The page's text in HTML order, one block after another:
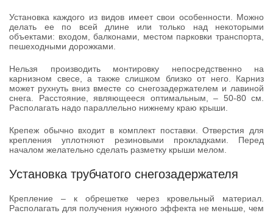
Установка каждого из видов имеет свои особенности. Можно
делать ее по всей длине или только над некоторыми
объектами: входом, балконами, местом парковки транспорта,
пешеходными дорожками.
Нельзя производить монтировку непосредственно на
карнизном свесе, а также слишком близко от него. Карниз
может рухнуть вниз вместе со снегозадержателем и лавиной
снега. Расстояние, являющееся оптимальным, – 50-80 см.
Располагать надо параллельно нижнему краю крыши.
Крепеж обычно входит в комплект поставки. Отверстия для
крепления уплотняют резиновыми прокладками. Перед
началом желательно сделать разметку крыши мелом.
Установка трубчатого снегозадержателя
Крепление – к обрешетке через кровельный материал.
Располагать для получения нужного эффекта не меньше, чем